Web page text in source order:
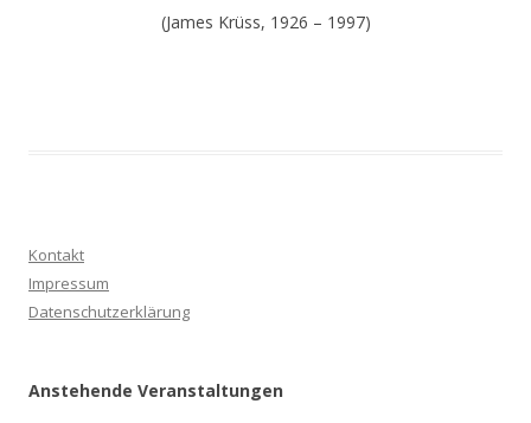
(James Krüss, 1926 – 1997)
Kontakt
Impressum
Datenschutzerklärung
Anstehende Veranstaltungen